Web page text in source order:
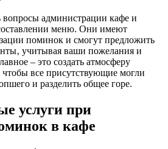
вопросы администрации кафе и
меню. Они имеют
поминок и смогут предложить
учитывая ваши пожелания и
– это создать атмосферу
все присутствующие могли
и разделить общее горе.
услуги при
в кафе